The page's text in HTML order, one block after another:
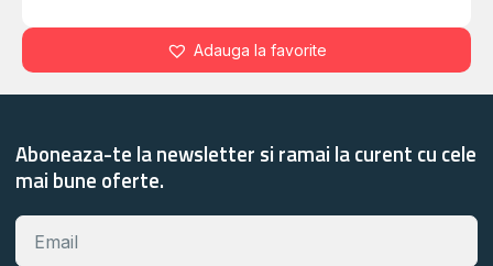
Adauga la favorite
Aboneaza-te la newsletter si ramai la curent cu cele
mai bune oferte.